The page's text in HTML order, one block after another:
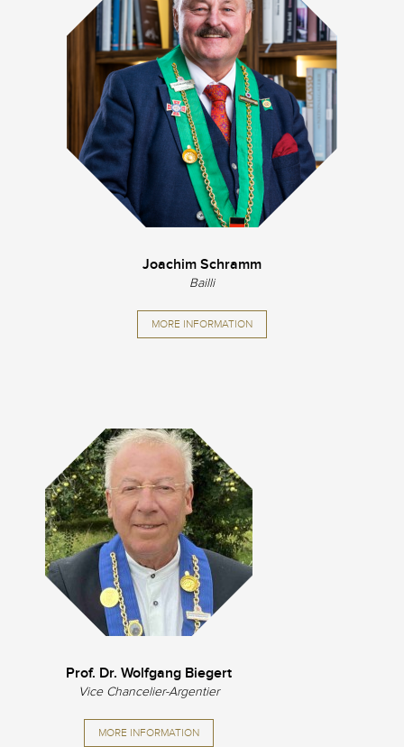
Joachim Schramm
Bailli
MORE INFORMATION
Prof. Dr. Wolfgang Biegert
Vice Chancelier-Argentier
MORE INFORMATION